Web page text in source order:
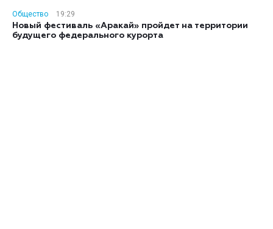
Общество
19:29
Новый фестиваль «Аракай» пройдет на территории
будущего федерального курорта